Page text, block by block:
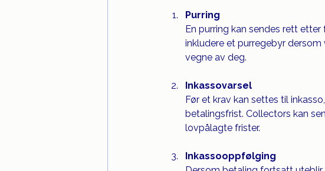
Purring
En purring kan sendes rett
inkludere et purregebyr
vegne av deg.
Inkassovarsel
Før et krav kan settes til
betalingsfrist. Collectors kan
lovpålagte frister.
Inkassooppfølging